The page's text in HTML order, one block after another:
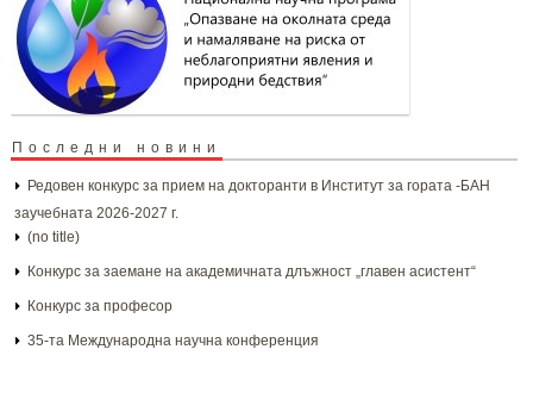
Последни новини
Редовен конкурс за прием на докторанти в Институт за гората -БАН
заучебната 2026-2027 г.
(no title)
Конкурс за заемане на академичната длъжност „главен асистент“
Конкурс за професор
35-та Международна научна конференция